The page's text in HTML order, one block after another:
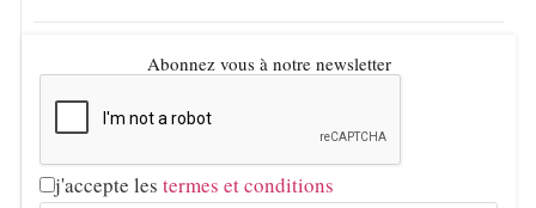
Abonnez vous à notre newsletter
j'accepte les termes et conditions